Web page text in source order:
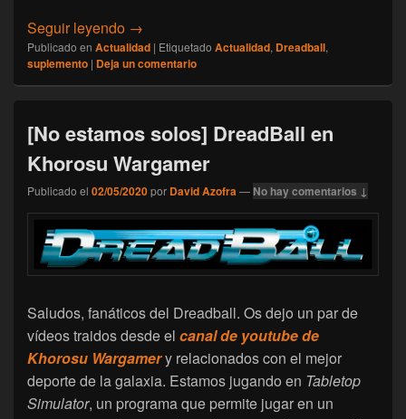
Seguir leyendo [Actualidad] Mantic para este año (3) –
→
Publicado en Actualidad | Etiquetado Actualidad, Dreadball,
suplemento | Deja un comentario
[No estamos solos] DreadBall en
Khorosu Wargamer
Publicado el 02/05/2020por David Azofra— No hay comentarios ↓
Saludos, fanáticos del Dreadball. Os dejo un par de
vídeos traidos desde el canal de youtube de
Khorosu Wargamery relacionados con el mejor
deporte de la galaxia. Estamos jugando en Tabletop
Simulator, un programa que permite jugar en un